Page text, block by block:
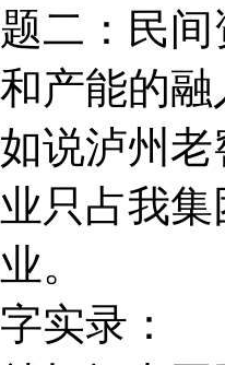
二：民
产能的
说泸州
只占我
。
录：